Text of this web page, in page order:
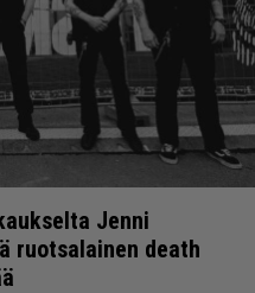
Jenni
ruotsalainen death